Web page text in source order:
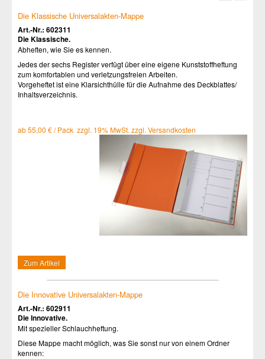
Die Klassische Universalakten-Mappe
Art.-Nr.: 602311
Die Klassische.
Abheften, wie Sie es kennen.
Jedes der sechs Register verfügt über eine eigene Kunststoffheftung
zum komfortablen und verletzungsfreien Arbeiten.
Vorgeheftet ist eine Klarsichthülle für die Aufnahme des Deckblattes/
Inhaltsverzeichnis.
ab 55,00 € / Pack zzgl. 19% MwSt. zzgl. Versandkosten
Zum Artikel
Die Innovative Universalakten-Mappe
Art.-Nr.: 602911
Die Innovative.
Mit spezieller Schlauchheftung.
Diese Mappe macht möglich, was Sie sonst nur von einem Ordner
kennen: